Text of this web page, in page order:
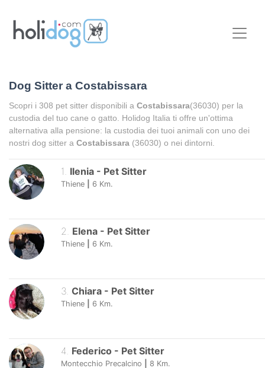
Dog Sitter a Costabissara
Scopri i 308 pet sitter disponibili a Costabissara(36030) per la
custodia del tuo cane o gatto. Holidog Italia ti offre un'ottima
alternativa alla pensione: la custodia dei tuoi animali con uno dei
nostri dog sitter a Costabissara (36030) o nei dintorni.
1 Ilenia - Pet Sitter
Thiene 6 Km.
2. Elena - Pet Sitter
Thiene 6 Km.
3. Chiara - Pet Sitter
Thiene 6 Km.
4. Federico - Pet Sitter
Montecchio Precalcino 8 Km.